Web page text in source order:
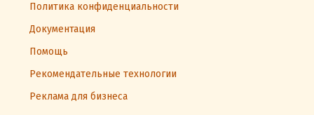
Политика конфиденциальности
Документация
Помощь
Рекомендательные технологии
Реклама для бизнеса